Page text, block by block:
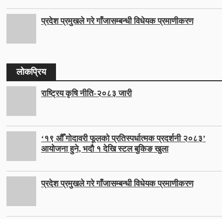
प्रदेश प्रमुखले गरे गाँजासम्बन्धी विधेयक प्रमाणीकरण
लोकप्रिय
राष्ट्रिय कृषि नीति-२०८३ जारी
‘१९ औँ गोदावरी फूलको प्रतिस्पर्धात्मक प्रदर्शनी २०८३’
आयोजना हुने, भदौ १ देखि स्टल बुकिङ खुला
प्रदेश प्रमुखले गरे गाँजासम्बन्धी विधेयक प्रमाणीकरण